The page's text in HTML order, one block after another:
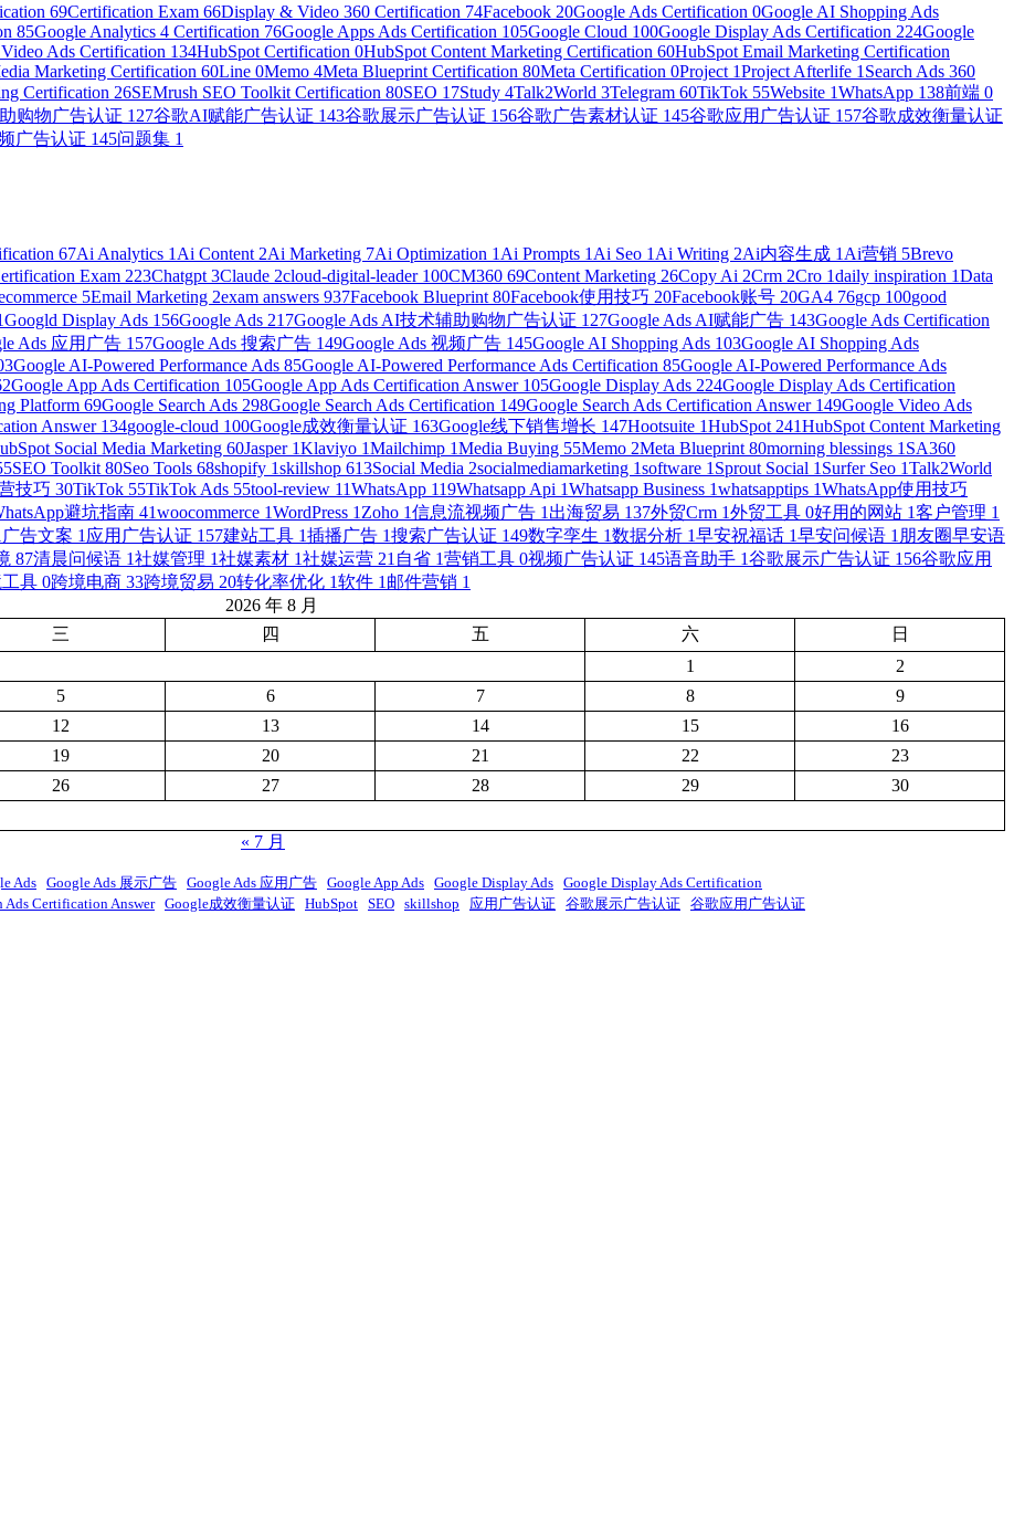
69Certification Exam 66Display & Video 360 Certification 74Facebook 20Google Ads Certification 0Google AI Shopping Ads
85Google Analytics 4 Certification 76Google Apps Ads Certification 105Google Cloud 100Google Display Ads Certification 224Google
Ads Certification 134HubSpot Certification 0HubSpot Content Marketing Certification 60HubSpot Email Marketing Certification
Marketing Certification 60Line 0Memo 4Meta Blueprint Certification 80Meta Certification 0Project 1Project Afterlife 1 Search Ads 360
Certification 26SEMrush SEO Toolkit Certification 80SEO 17Study 4Talk2World 3Telegram 60TikTok 55Website 1WhatsApp 138前端 0
购物广告认证 127谷歌AI赋能广告认证 143谷歌展示广告认证 156谷歌广告素材认证 145谷歌应用广告认证 157谷歌成效衡量认证
广告认证 145问题集 1
67Ai Analytics 1 Ai Content 2Ai Marketing 7Ai Optimization 1 Ai Prompts 1 Ai Seo 1 Ai Writing 2Ai内容生成 1 Ai营销 5Brevo
Exam 223Chatgpt 3Claude 2cloud-digital-leader 100CM360 69Content Marketing 26Copy Ai 2Crm 2Cro 1daily inspiration 1Data
5Email Marketing 2exam answers 937Facebook Blueprint 80Facebook使用技巧 20Facebook账号 20GA4 76gcp 100good
Googld Display Ads 156Google Ads 217Google Ads AI技术辅助购物广告认证 127Google Ads AI赋能广告 143Google Ads Certification
Ads 应用广告 157Google Ads 搜索广告 149Google Ads 视频广告 145Google AI Shopping Ads 103Google AI Shopping Ads
Google AI-Powered Performance Ads 85Google AI-Powered Performance Ads Certification 85Google AI-Powered Performance Ads
Google App Ads Certification 105Google App Ads Certification Answer 105Google Display Ads 224Google Display Ads Certification
Platform 69Google Search Ads 298Google Search Ads Certification 149Google Search Ads Certification Answer 149Google Video Ads
Answer 134google-cloud 100Google成效衡量认证 163Google线下销售增长 147Hootsuite 1HubSpot 241HubSpot Content Marketing
Social Media Marketing 60Jasper 1Klaviyo 1Mailchimp 1Media Buying 55Memo 2Meta Blueprint 80morning blessings 1 SA360
SEO Toolkit 80Seo Tools 68shopify 1skillshop 613Social Media 2socialmediamarketing 1software 1 Sprout Social 1 Surfer Seo 1Talk2World
技巧 30TikTok 55TikTok Ads 55tool-review 11WhatsApp 119Whatsapp Api 1Whatsapp Business 1whatsapptips 1WhatsApp使用技巧
避坑指南 41woocommerce 1WordPress 1 Zoho 1信息流视频广告 1 出海贸易 137外贸Crm 1外贸工具 0好用的网站 1客户管理 1
广告文案 1 应用广告认证 157建站工具 1插播广告 1搜索广告认证 149数字孪生 1数据分析 1早安祝福话 1早安问候语 1 朋友圈早安语
87清晨问候语 1社媒管理 1社媒素材 1社媒运营 21 自省 1营销工具 0视频广告认证 145语音助手 1谷歌展示广告认证 156谷歌应用
具 0跨境电商 33跨境贸易 20转化率优化 1软件 1 邮件营销 1
2026 年 8 月
三 四 五 六
日
1
2
5 6 7 8
9
12 13 14 15
16
19 20 21 22
23
26 27 28 29
30
« 7 月
Ads Google Ads 展示广告 Google Ads 应用广告 Google App Ads Google Display Ads Google Display Ads Certification
Ads Certification Answer Google成效衡量认证 HubSpot SEO skillshop 应用广告认证 谷歌展示广告认证 谷歌应用广告认证